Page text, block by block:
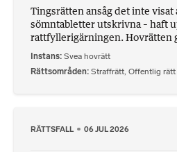
Tingsrätten ansåg det inte visat
sömntabletter utskrivna – haft
rattfyllerigärningen. Hovrätten
Instans Svea hovrätt
Rättsområden Straffrätt Offentlig rätt
RÄTTSFALL 06 JUL 2026